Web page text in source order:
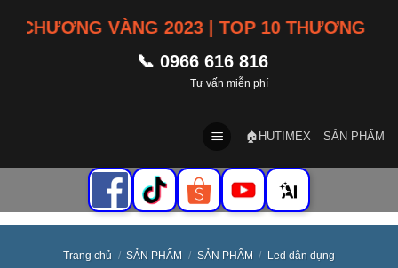
VÀNG 2023 | TOP 10 THƯƠNG HIỆU
📞 0966 616 816
Tư vấn miễn phí
🏠HUTIMEX SẢN PHẨM
Trang chủ / SẢN PHẨM / SẢN PHẨM / Led dân dụng